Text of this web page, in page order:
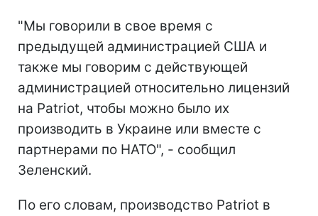
"Мы говорили в свое время с
предыдущей администрацией США и
также мы говорим с действующей
администрацией относительно лицензий
на Patriot, чтобы можно было их
производить в Украине или вместе с
партнерами по НАТО", - сообщил
Зеленский.
По его словам, производство Patriot в